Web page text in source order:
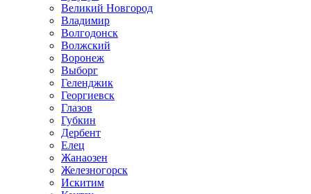
Великий Новгород
Владимир
Волгодонск
Волжский
Воронеж
Выборг
Геленджик
Георгиевск
Глазов
Губкин
Дербент
Елец
Жанаозен
Железногорск
Искитим